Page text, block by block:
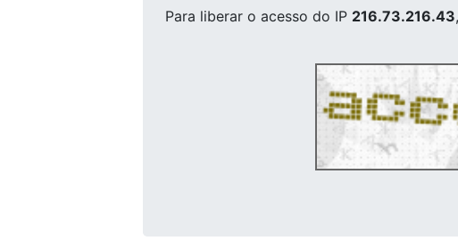
Para liberar o acesso do IP 216.73.216.43